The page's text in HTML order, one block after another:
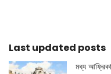
Last updated posts
মধ্য